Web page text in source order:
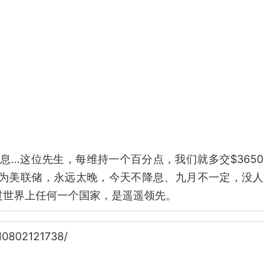
…这位先生，每维持一个百分点，我们就多交$3650
联储，永远太晚，今天不降息、九月不一定，没
界上任何一个国家，是遥遥领先。